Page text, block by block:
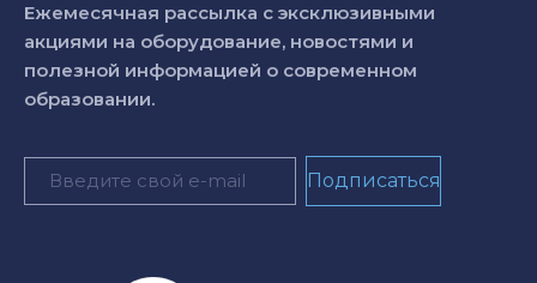
Ежемесячная рассылка с эксклюзивными
акциями на оборудование, новостями и
полезной информацией о современном
образовании.